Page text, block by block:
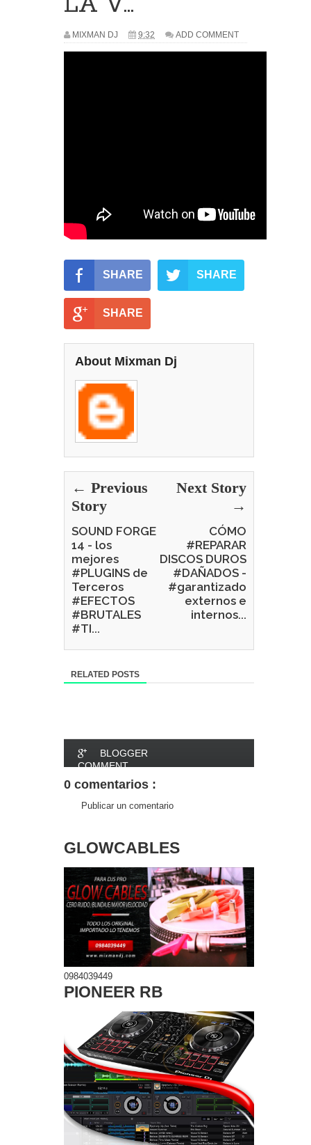
MIXMAN DJ 9:32 ADD COMMENT
SHARE SHARE
SHARE
About Mixman Dj
← Previous
Story
SOUND FORGE
14 - los
mejores
#PLUGINS de
Terceros
#EFECTOS
#BRUTALES
#TI...
Next Story
→
CÓMO
#REPARAR
DISCOS DUROS
#DAÑADOS -
#garantizado
externos e
internos...
RELATED POSTS
BLOGGER
COMMENT
COMMENT
0 comentarios :
Publicar un comentario
GLOWCABLES
0984039449
PIONEER RB